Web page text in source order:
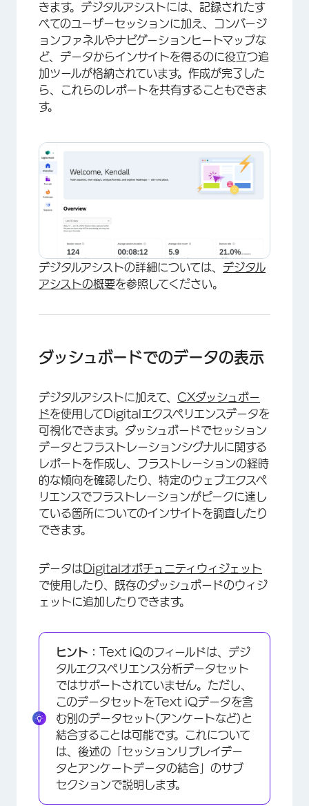
きます。デジタルアシストには、記録されたす
べてのユーザーセッションに加え、コンバージ
ョンファネルやナビゲーションヒートマップな
ど、データからインサイトを得るのに役立つ追
加ツールが格納されています。作成が完了した
ら、これらのレポートを共有することもできま
す。
×
デジタルアシストの詳細については、 デジタル
アシストの概要を参照してください。
ダッシュボードでのデータの表示
デジタルアシストに加えて、 CXダッシュボー
ドを使用してDigitalエクスペリエンスデータを
可視化できます。ダッシュボードでセッション
データとフラストレーションシグナルに関する
レポートを作成し、フラストレーションの経時
的な傾向を確認したり、特定のウェブエクスペ
リエンスでフラストレーションがピークに達し
ている箇所についてのインサイトを調査したり
できます。
データはDigitalオポチュニティウィジェット
で使用したり、既存のダッシュボードのウィジ
ェットに追加したりできます。
ヒント： Text iQのフィールドは、デジ
タルエクスペリエンス分析データセット
ではサポートされていません。ただし、
このデータセットをText iQデータを含
む別のデータセット(アンケートなど)と
結合することは可能です。これについて
は、後述の「セッションリプレイデー
タとアンケートデータの結合」のサブ
セクションで説明します。